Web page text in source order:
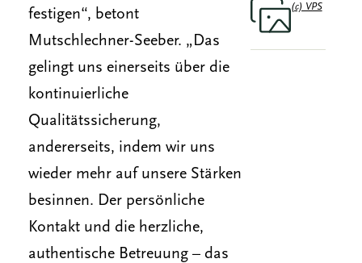
festigen“, betont
Mutschlechner-Seeber. „Das
gelingt uns einerseits über die
kontinuierliche
Qualitätssicherung,
andererseits, indem wir uns
wieder mehr auf unsere Stärken
besinnen. Der persönliche
Kontakt und die herzliche,
authentische Betreuung – das
(c) VPS